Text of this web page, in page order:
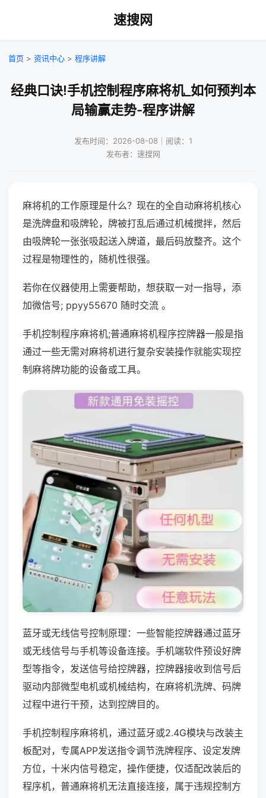
速搜网
首页 > 资讯中心 > 程序讲解
经典口诀!手机控制程序麻将机_如何预判本
局输赢走势-程序讲解
发布时间：2026-08-08｜阅读：1
发布者：速搜网
麻将机的工作原理是什么？现在的全自动麻将机核心
是洗牌盘和吸牌轮，牌被打乱后通过机械搅拌，然后
由吸牌轮一张张吸起送入牌道，最后码放整齐。这个
过程是物理性的，随机性很强。
若你在仪器使用上需要帮助，想获取一对一指导，添
加微信号; ppyy55670 随时交流 。
手机控制程序麻将机;普通麻将机程序控牌器一般是指
通过一些无需对麻将机进行复杂安装操作就能实现控
制麻将牌功能的设备或工具。
蓝牙或无线信号控制原理：一些智能控牌器通过蓝牙
或无线信号与手机等设备连接。手机端软件预设好牌
型等指令，发送信号给控牌器，控牌器接收到信号后
驱动内部微型电机或机械结构，在麻将机洗牌、码牌
过程中进行干预，达到控牌目的。
手机控制程序麻将机，通过蓝牙或2.4G模块与改装主
板配对，专属APP发送指令调节洗牌程序、设定发牌
方位，十米内信号稳定，操作便捷，仅适配改装后的
程序机，普通麻将机无法直接连接，属于违规控制方